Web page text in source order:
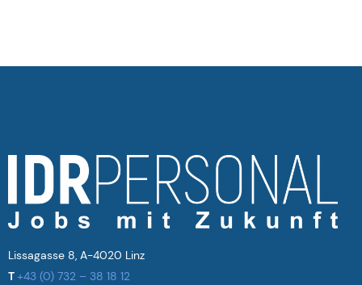
Lissagasse 8, A-4020 Linz
T +43 (0) 732 – 38 18 12